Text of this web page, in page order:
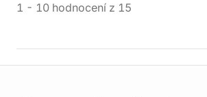
1 - 10 hodnocení z 15